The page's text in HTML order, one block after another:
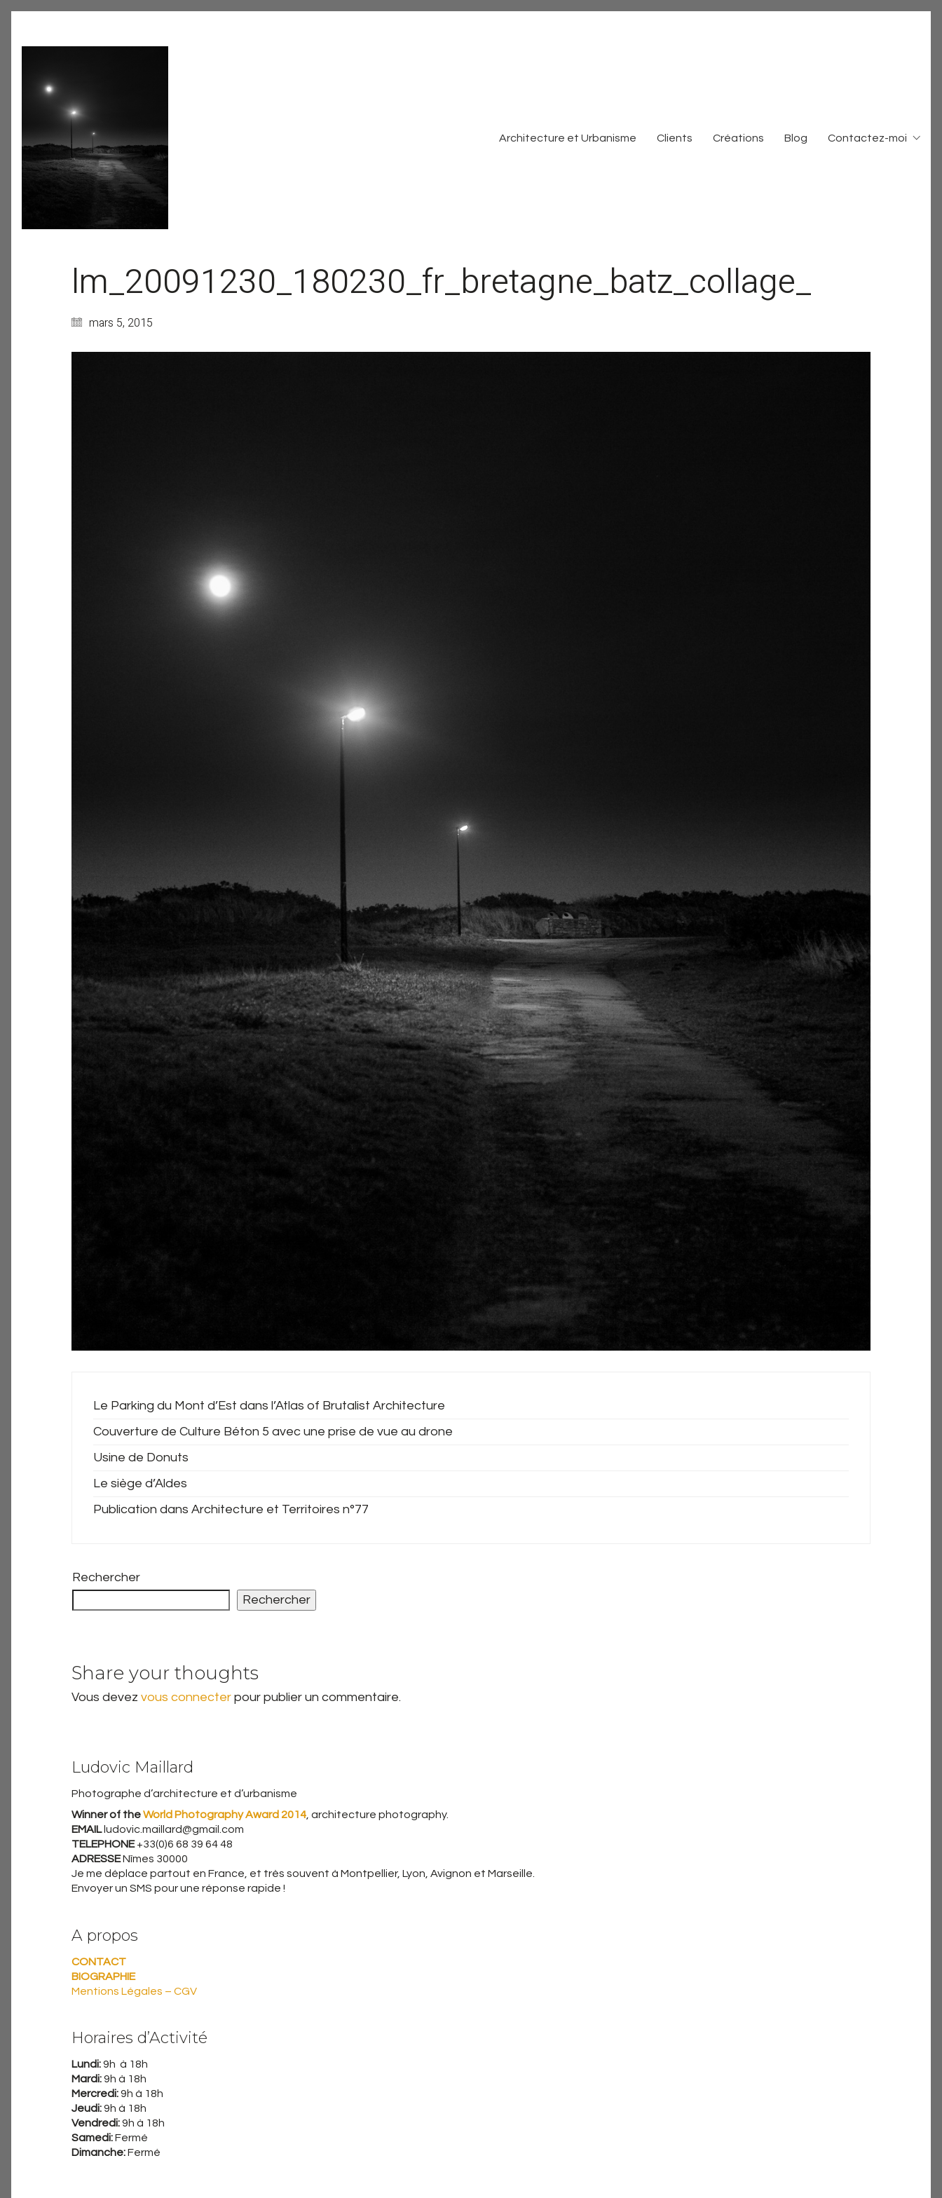
Architecture et Urbanisme Clients Créations Blog Contactez-moi
lm_20091230_180230_fr_bretagne_batz_collage_
mars 5, 2015
Le Parking du Mont d’Est dans l’Atlas of Brutalist Architecture
Couverture de Culture Béton 5 avec une prise de vue au drone
Usine de Donuts
Le siège d’Aldes
Publication dans Architecture et Territoires n°77
Rechercher
Rechercher
Share your thoughts
Vous devez vous connecter pour publier un commentaire.
Ludovic Maillard
Photographe d’architecture et d’urbanisme
Winner of theWorld Photography Award 2014 , architecture photography.
EMAIL ludovic.maillard@gmail.com
TELEPHONE+33(0)6 68 39 64 48
ADRESSENîmes 30000
Je me déplace partout en France, et très souvent à Montpellier, Lyon, Avignon et Marseille.
Envoyer un SMS pour une réponse rapide !
A propos
CONTACT
BIOGRAPHIE
Mentions Légales – CGV
Horaires d’Activité
Lundi:9h à 18h
Mardi:9h à 18h
Mercredi:9h à 18h
Jeudi:9h à 18h
Vendredi:9h à 18h
Samedi:Fermé
Dimanche:Fermé